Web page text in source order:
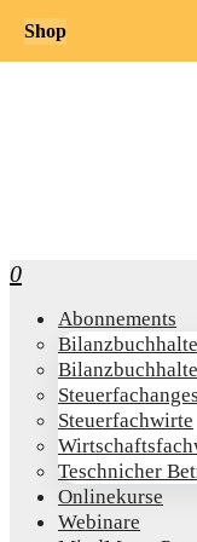
0
Abon­ne­ments
Steu­er­fach­wir­te
Teschni­cher
Online­kur­se
Web­i­na­re
Shop